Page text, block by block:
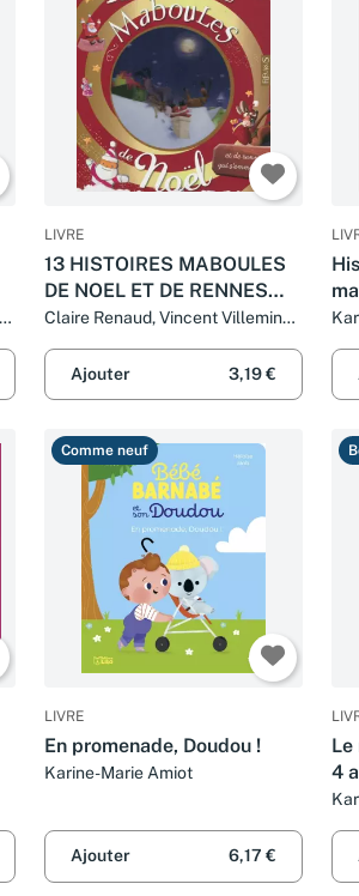
LIVRE
13 HISTOIRES MABOULES
DE NOEL ET DE RENNES
QUI S'EMMELENT
Claire Renaud, Vincent Villeminot,
Chebret, Fred Multier et Bruno
Robert
Ajouter 3,19 €
Comme neuf
LIVRE
En promenade, Doudou !
Karine-Marie Amiot
Ajouter 6,17 €
Le
4